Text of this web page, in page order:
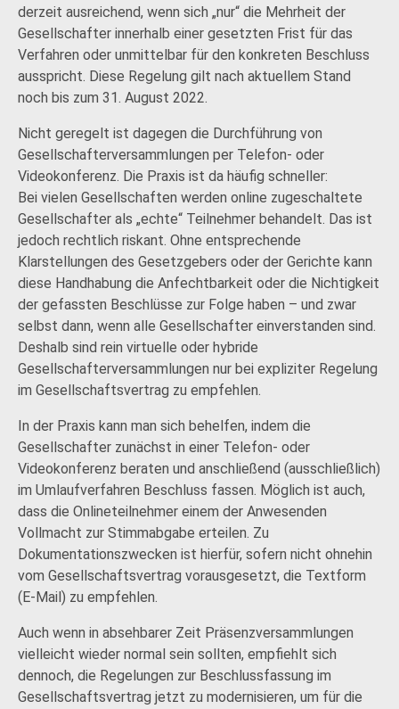
derzeit ausreichend, wenn sich „nur“ die Mehrheit der
Gesellschafter innerhalb einer gesetzten Frist für das
Verfahren oder unmittelbar für den konkreten Beschluss
ausspricht. Diese Regelung gilt nach aktuellem Stand
noch bis zum 31. August 2022.
Nicht geregelt ist dagegen die Durchführung von
Gesellschafterversammlungen per Telefon- oder
Videokonferenz. Die Praxis ist da häufig schneller:
Bei vielen Gesellschaften werden online zugeschaltete
Gesellschafter als „echte“ Teilnehmer behandelt. Das ist
jedoch rechtlich riskant. Ohne entsprechende
Klarstellungen des Gesetzgebers oder der Gerichte kann
diese Handhabung die Anfechtbarkeit oder die Nichtigkeit
der gefassten Beschlüsse zur Folge haben – und zwar
selbst dann, wenn alle Gesellschafter einverstanden sind.
Deshalb sind rein virtuelle oder hybride
Gesellschafterversammlungen nur bei expliziter Regelung
im Gesellschaftsvertrag zu empfehlen.
In der Praxis kann man sich behelfen, indem die
Gesellschafter zunächst in einer Telefon- oder
Videokonferenz beraten und anschließend (ausschließlich)
im Umlaufverfahren Beschluss fassen. Möglich ist auch,
dass die Onlineteilnehmer einem der Anwesenden
Vollmacht zur Stimmabgabe erteilen. Zu
Dokumentationszwecken ist hierfür, sofern nicht ohnehin
vom Gesellschaftsvertrag vorausgesetzt, die Textform
(E-Mail) zu empfehlen.
Auch wenn in absehbarer Zeit Präsenzversammlungen
vielleicht wieder normal sein sollten, empfiehlt sich
dennoch, die Regelungen zur Beschlussfassung im
Gesellschaftsvertrag jetzt zu modernisieren, um für die